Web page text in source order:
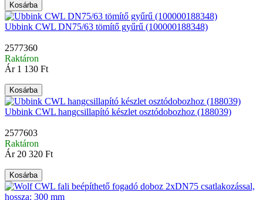
Kosárba
Ubbink CWL DN75/63 tömítő gyűrű (100000188348)
2577360
Raktáron
Ár 1 130 Ft
Kosárba
Ubbink CWL hangcsillapító készlet osztódobozhoz (188039)
2577603
Raktáron
Ár 20 320 Ft
Kosárba